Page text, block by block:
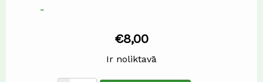
-
€8,00
Ir noliktavā